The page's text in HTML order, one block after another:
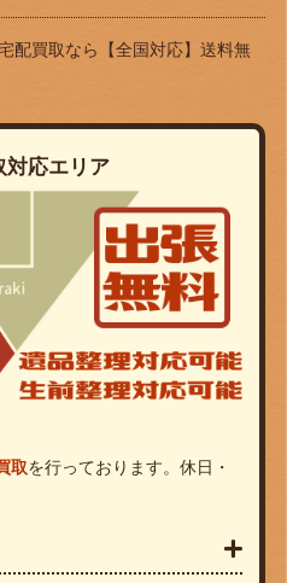
配買取なら
【全国対応】送料無
対応エリア
取を行っております。休日・